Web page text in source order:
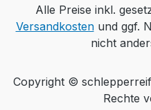
Alle Preise inkl.
Versandkostenund ggf.
nicht
Copyright ©
Rechte